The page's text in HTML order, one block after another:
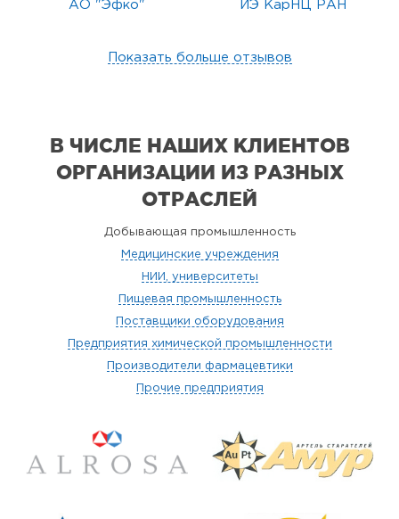
АО "Эфко" ИЭ КарНЦ РАН
Показать больше отзывов
В ЧИСЛЕ НАШИХ КЛИЕНТОВ
ОРГАНИЗАЦИИ ИЗ РАЗНЫХ
ОТРАСЛЕЙ
Добывающая промышленность
Медицинские учреждения
НИИ, университеты
Пищевая промышленность
Поставщики оборудования
Предприятия химической промышленности
Производители фармацевтики
Прочие предприятия